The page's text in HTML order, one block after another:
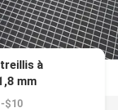
à
mm
$10